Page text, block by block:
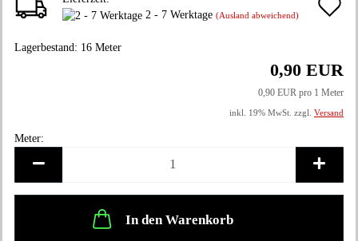
2 - 7 Werktage (Ausland abweichend)
Lagerbestand: 16 Meter
0,90 EUR
0,90 EUR pro 1 Meter
inkl. 19% MwSt. zzgl. Versand
Meter:
In den Warenkorb